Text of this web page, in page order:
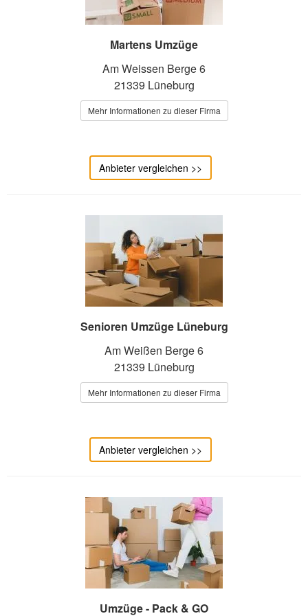
Martens Umzüge
Am Weissen Berge 6
21339 Lüneburg
Mehr Informationen zu dieser Firma
Anbieter vergleichen >>
Senioren Umzüge Lüneburg
Am Weißen Berge 6
21339 Lüneburg
Mehr Informationen zu dieser Firma
Anbieter vergleichen >>
Umzüge - Pack & GO